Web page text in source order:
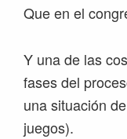
Que en el
Y una de las
fases del
una situación
juegos).